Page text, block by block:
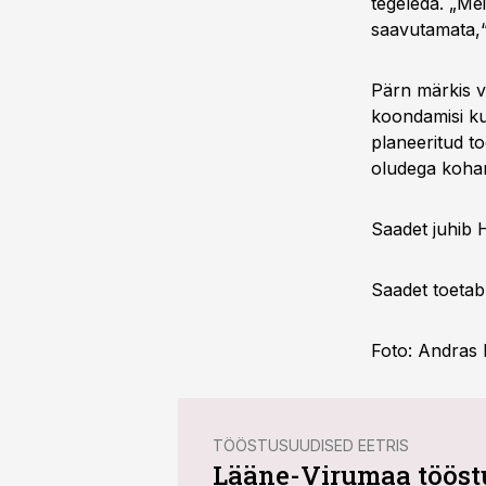
Pärn märkis
koondamisi
planeeritud
oludega
Saadet juhib
Saadet
Foto: Andras
TÖÖSTUSUUDISED EETRIS
Lääne-Virumaa